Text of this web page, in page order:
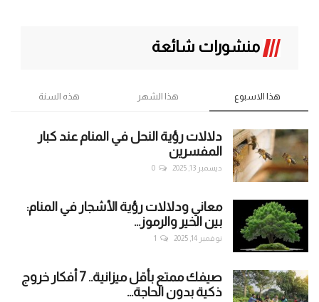
منشورات شائعة
هذا الاسبوع هذا الشهر هذه السنة
دلالات رؤية النحل في المنام عند كبار
المفسرين
ديسمبر 13, 2025 0
معاني ودلالات رؤية الأشجار في المنام:
بين الخير والرموز...
نوفمبر 14, 2025 1
صيفك ممتع بأقل ميزانية.. 7 أفكار خروج
ذكية بدون الحاجة...